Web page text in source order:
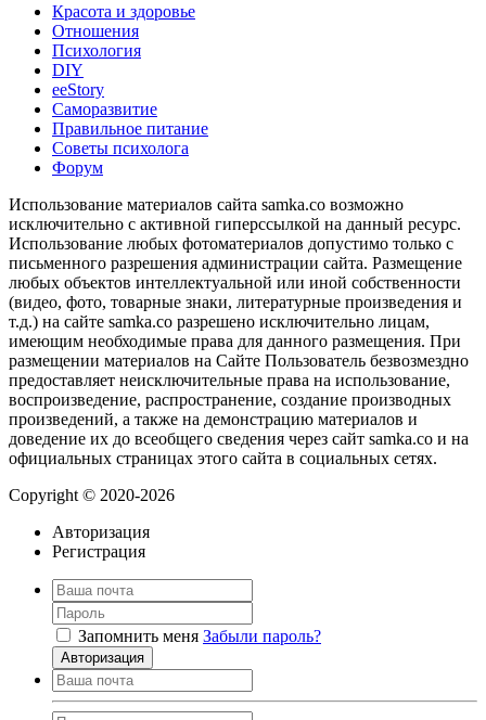
Красота и здоровье
Отношения
Психология
DIY
ееStory
Саморазвитие
Правильное питание
Советы психолога
Форум
Использование материалов сайта samka.co возможно
исключительно с активной гиперссылкой на данный ресурс.
Использование любых фотоматериалов допустимо только с
письменного разрешения администрации сайта. Размещение
любых объектов интеллектуальной или иной собственности
(видео, фото, товарные знаки, литературные произведения и
т.д.) на сайте samka.co разрешено исключительно лицам,
имеющим необходимые права для данного размещения. При
размещении материалов на Сайте Пользователь безвозмездно
предоставляет неисключительные права на использование,
воспроизведение, распространение, создание производных
произведений, а также на демонстрацию материалов и
доведение их до всеобщего сведения через сайт samka.co и на
официальных страницах этого сайта в социальных сетях.
Copyright © 2020-2026
Авторизация
Регистрация
Запомнить меня Забыли пароль?
Авторизация